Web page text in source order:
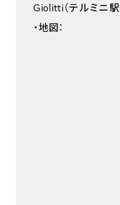
Giolitti（テルミニ駅
・地図：